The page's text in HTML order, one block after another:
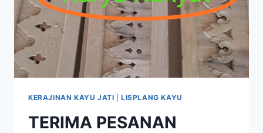
KERAJINAN KAYU JATI |LISPLANG KAYU
TERIMA PESANAN